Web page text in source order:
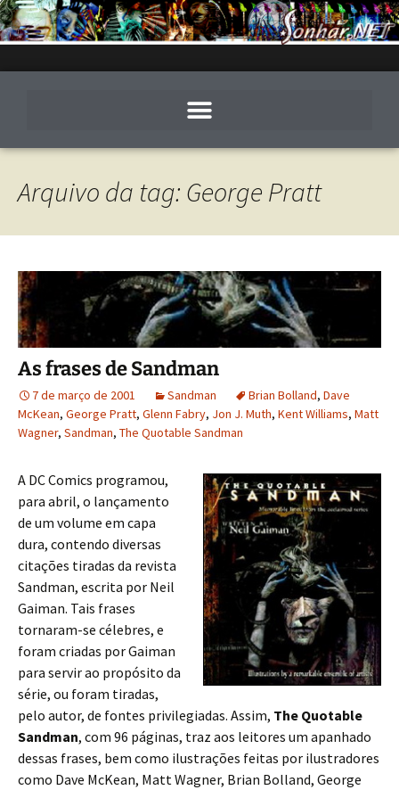
Arquivo da tag: George Pratt
As frases de Sandman
7 de março de 2001 Sandman Brian Bolland, Dave
McKean, George Pratt, Glenn Fabry, Jon J. Muth, Kent Williams, Matt
Wagner, Sandman, The Quotable Sandman
A DC Comics programou,
para abril, o lançamento
de um volume em capa
dura, contendo diversas
citações tiradas da revista
Sandman, escrita por Neil
Gaiman. Tais frases
tornaram-se célebres, e
foram criadas por Gaiman
para servir ao propósito da
série, ou foram tiradas,
pelo autor, de fontes privilegiadas. Assim, The Quotable
Sandman, com 96 páginas, traz aos leitores um apanhado
dessas frases, bem como ilustrações feitas por ilustradores
como Dave McKean, Matt Wagner, Brian Bolland, George